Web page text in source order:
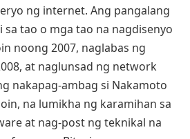
ng internet. Ang pangalang
sa tao o mga tao na nagdisenyo
noong 2007, naglabas ng
at naglunsad ng network
nakapag-ambag si Nakamoto
na lumikha ng karamihan sa
at nag-post ng teknikal na